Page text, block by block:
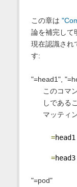
この章は
論を補完して
現在認識され
す:
"=head1",
このコマ
しである
マッティ
=head1
=head3
"=pod"